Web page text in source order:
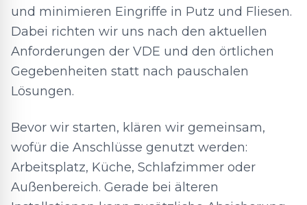
und minimieren Eingriffe in Putz und Fliesen.
Dabei richten wir uns nach den aktuellen
Anforderungen der VDE und den örtlichen
Gegebenheiten statt nach pauschalen
Lösungen.
Bevor wir starten, klären wir gemeinsam,
wofür die Anschlüsse genutzt werden:
Arbeitsplatz, Küche, Schlafzimmer oder
Außenbereich. Gerade bei älteren